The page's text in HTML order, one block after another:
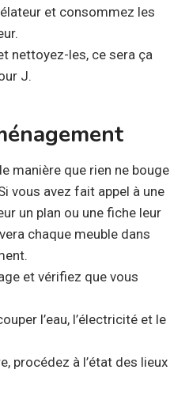
et consommez les
nettoyez-les, ce sera ça
J.
manière que rien ne bouge
vous avez fait appel à une
un plan ou une fiche leur
chaque meuble dans
et vérifiez que vous
l’eau, l’électricité et le
procédez à l’état des lieux